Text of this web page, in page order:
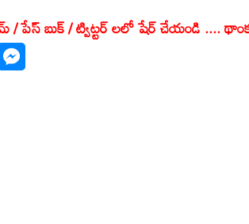
పేస్ బుక్ / ట్విట్టర్ లలో షేర్ చేయండి ....